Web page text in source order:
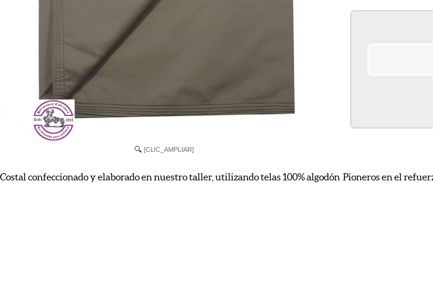
[CLIC_AMPLIAR]
Costal confeccionado y elaborado en nuestro taller, utilizando telas 100% algodón Pioneros en el